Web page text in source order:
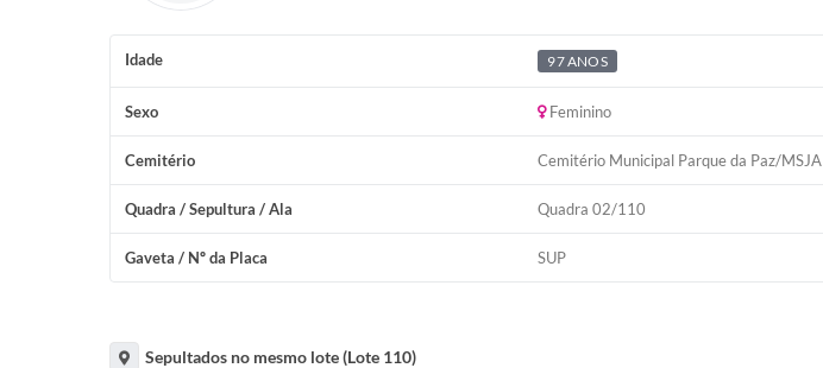
Idade 97 ANOS
Sexo Feminino
Cemitério Cemitério Municipal Parque da Paz/MSJA
Quadra / Sepultura / Ala Quadra 02/110
Gaveta / Nº da Placa SUP
Sepultados no mesmo lote (Lote 110)